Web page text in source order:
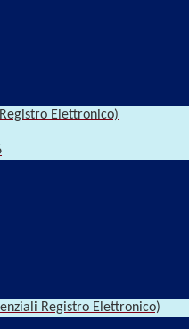
Elettronico)
Registro Elettronico)